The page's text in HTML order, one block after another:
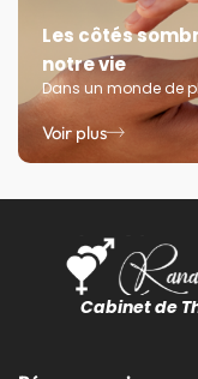
Les côtés
notre vie
Dans un monde de
Voir plus
Cabinet de